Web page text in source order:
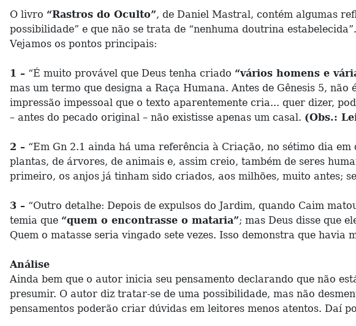
O livro “Rastros do Oculto”, de Daniel Mastral, contém algumas
possibilidade” e que não se trata de “nenhuma doutrina
Vejamos os pontos principais:
1 – “É muito provável que Deus tenha criado “vários homens e
mas um termo que designa a Raça Humana. Antes de Gênesis 5,
impressão impessoal que o texto aparentemente cria... quer dizer,
– antes do pecado original – não existisse apenas um casal. (Obs.:
2 – “Em Gn 2.1 ainda há uma referência à Criação, no sétimo dia
plantas, de árvores, de animais e, assim creio, também de seres
primeiro, os anjos já tinham sido criados, aos milhões, muito antes;
3 – “Outro detalhe: Depois de expulsos do Jardim, quando Caim
temia que “quem o encontrasse o mataria”; mas Deus disse que
Quem o matasse seria vingado sete vezes. Isso demonstra que
Análise
Ainda bem que o autor inicia seu pensamento declarando que não
presumir. O autor diz tratar-se de uma possibilidade, mas não
pensamentos poderão criar dúvidas em leitores menos atentos. Daí